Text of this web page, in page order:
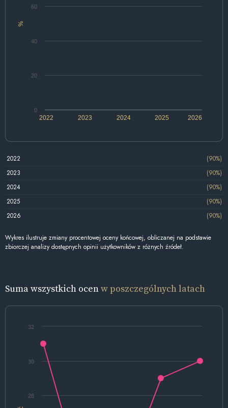
%
2022 2024 2026
2023 2025
0
20
40
60
2022
(90%)
2023
(90%)
2024
(90%)
2025
(90%)
2026
(90%)
Wykres ilustruje zmiany procentowej oceny końcowej, obliczanej na podstawie
zbiorczej analizy dostępnych opinii użytkowników z różnych źródeł.
Suma wszystkich ocenw poszczególnych latach
28
30
32